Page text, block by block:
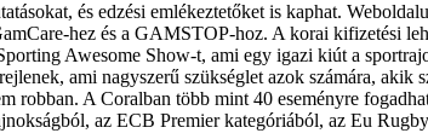
és edzési emlékeztetőket is kaphat.
hez és a GAMSTOP-hoz. A korai kifizetési
Awesome Show-t, ami egy igazi kiút a
ami nagyszerű szükséglet azok számára, akik
robban. A Coralban több mint 40 eseményre
az ECB Premier kategóriából, az Eu